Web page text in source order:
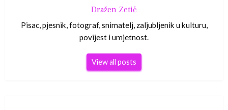
Dražen Zetić
Pisac, pjesnik, fotograf, snimatelj, zaljubljenik u kulturu,
povijest i umjetnost.
View all posts